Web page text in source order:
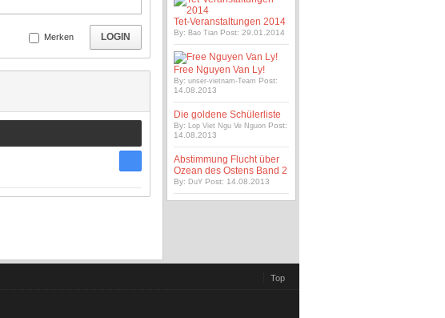
LOGIN
Merken
Tet-Veranstaltungen 2014
By:Bao Tian Post: 29.01.2014
Free Nguyen Van Ly!
By:unser-vietnam-Team Post:
14.08.2013
Die goldene Schülerliste
By:Lop Viet Ngu Ve Nguon Post:
14.08.2013
Abstimmung Flucht über
Ozean des Ostens Band 2
By:DuY Post: 14.08.2013
Top